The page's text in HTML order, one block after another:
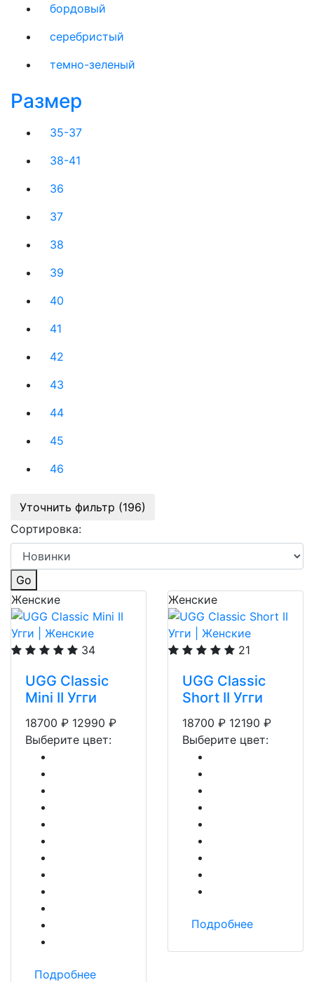
бордовый
серебристый
темно-зеленый
Размер
35-37
38-41
36
37
38
39
40
41
42
43
44
45
46
Уточнить фильтр (196)
Сортировка:
Go
Женские
34
UGG Classic
Mini II Угги
18700 ₽ 12990 ₽
Выберите цвет:
Подробнее
Женские
21
UGG Classic
Short II Угги
18700 ₽ 12190 ₽
Выберите цвет:
Подробнее